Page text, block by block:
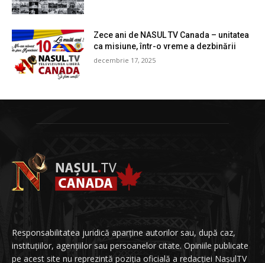
Zece ani de NASUL TV Canada – unitatea
ca misiune, într-o vreme a dezbinării
decembrie 17, 2025
Responsabilitatea juridică aparține autorilor sau, după caz,
instituțiilor, agențiilor sau persoanelor citate. Opiniile publicate
pe acest site nu reprezintă poziția oficială a redacției NașulTV